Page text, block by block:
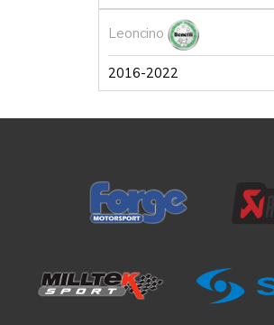
Leoncino
2016-2022